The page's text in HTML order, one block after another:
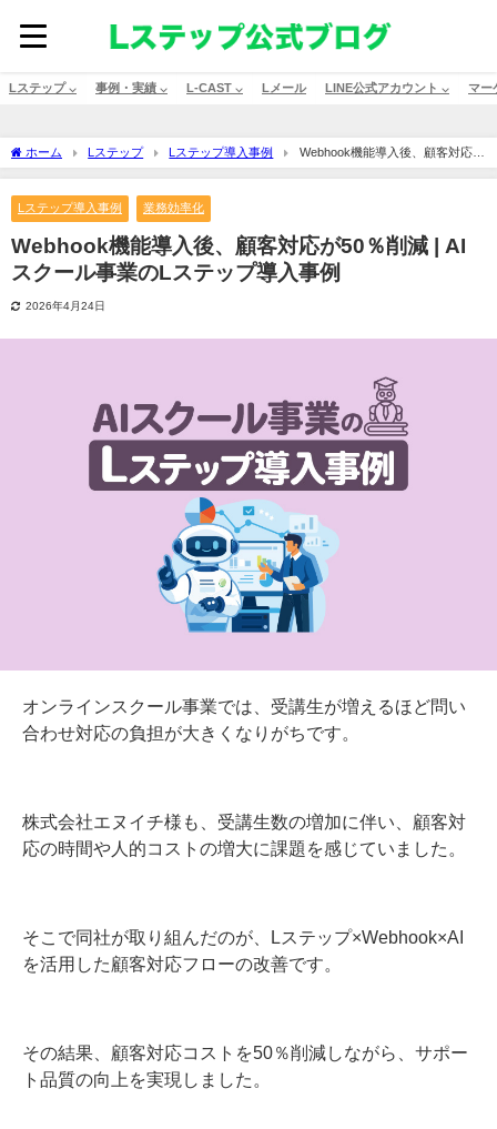
Lステップ ⌵ 事例・実績 ⌵ L-CAST ⌵ Lメール LINE公式アカウント ⌵ マー
ホーム Lステップ Lステップ導入事例
Webhook機能導入後、顧客対応が
50％削減 | AIスクール事業のLステップ導入事例
Lステップ導入事例 業務効率化
Webhook機能導入後、顧客対応が50％削減 | AI
スクール事業のLステップ導入事例
2026年4月24日
オンラインスクール事業では、受講生が増えるほど問い
合わせ対応の負担が大きくなりがちです。
株式会社エヌイチ様も、受講生数の増加に伴い、顧客対
応の時間や人的コストの増大に課題を感じていました。
そこで同社が取り組んだのが、Lステップ×Webhook×AI
を活用した顧客対応フローの改善です。
その結果、顧客対応コストを50％削減しながら、サポー
ト品質の向上を実現しました。